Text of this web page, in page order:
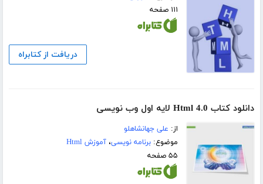
۱۱۱ صفحه
دریافت از کتابراه
دانلود کتاب Html 4.0 لایه اول وب نویسی
از: علی جهانشاهلو
موضوع:برنامه نویسی،آموزش Html
۵۵ صفحه